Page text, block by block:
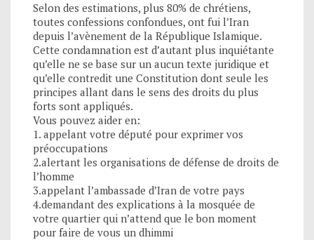
Selon des estimations, plus 80% de chrétiens,
toutes confessions confondues, ont fui l’Iran
depuis l’avènement de la République Islamique.
Cette condamnation est d’autant plus inquiétante
qu’elle ne se base sur un aucun texte juridique et
qu’elle contredit une Constitution dont seule les
principes allant dans le sens des droits du plus
forts sont appliqués.
Vous pouvez aider en:
1. appelant votre député pour exprimer vos
préoccupations
2.alertant les organisations de défense de droits de
l’homme
3.appelant l’ambassade d’Iran de votre pays
4.demandant des explications à la mosquée de
votre quartier qui n’attend que le bon moment
pour faire de vous un dhimmi